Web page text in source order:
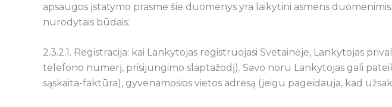
apsaugos įstatymo prasme šie duomenys yra laikytini asmens
nurodytais būdais:
2.3.2.1. Registracija: kai Lankytojas registruojasi Svetainėje, Lankytojas
telefono numerį, prisijungimo slaptažodį). Savo noru Lankytojas gali
sąskaita-faktūra), gyvenamosios vietos adresą (jeigu pageidauja, kad